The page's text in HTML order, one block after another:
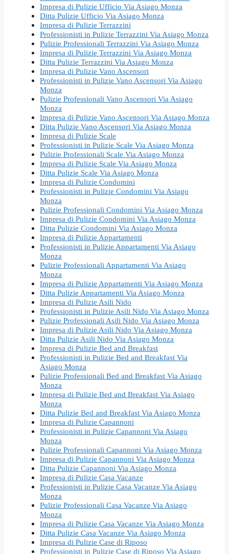
Impresa di Pulizie Ufficio Via Asiago Monza
Ditta Pulizie Ufficio Via Asiago Monza
Impresa di Pulizie Terrazzini
Professionisti in Pulizie Terrazzini Via Asiago Monza
Pulizie Professionali Terrazzini Via Asiago Monza
Impresa di Pulizie Terrazzini Via Asiago Monza
Ditta Pulizie Terrazzini Via Asiago Monza
Impresa di Pulizie Vano Ascensori
Professionisti in Pulizie Vano Ascensori Via Asiago
Monza
Pulizie Professionali Vano Ascensori Via Asiago
Monza
Impresa di Pulizie Vano Ascensori Via Asiago Monza
Ditta Pulizie Vano Ascensori Via Asiago Monza
Impresa di Pulizie Scale
Professionisti in Pulizie Scale Via Asiago Monza
Pulizie Professionali Scale Via Asiago Monza
Impresa di Pulizie Scale Via Asiago Monza
Ditta Pulizie Scale Via Asiago Monza
Impresa di Pulizie Condomini
Professionisti in Pulizie Condomini Via Asiago
Monza
Pulizie Professionali Condomini Via Asiago Monza
Impresa di Pulizie Condomini Via Asiago Monza
Ditta Pulizie Condomini Via Asiago Monza
Impresa di Pulizie Appartamenti
Professionisti in Pulizie Appartamenti Via Asiago
Monza
Pulizie Professionali Appartamenti Via Asiago
Monza
Impresa di Pulizie Appartamenti Via Asiago Monza
Ditta Pulizie Appartamenti Via Asiago Monza
Impresa di Pulizie Asili Nido
Professionisti in Pulizie Asili Nido Via Asiago Monza
Pulizie Professionali Asili Nido Via Asiago Monza
Impresa di Pulizie Asili Nido Via Asiago Monza
Ditta Pulizie Asili Nido Via Asiago Monza
Impresa di Pulizie Bed and Breakfast
Professionisti in Pulizie Bed and Breakfast Via
Asiago Monza
Pulizie Professionali Bed and Breakfast Via Asiago
Monza
Impresa di Pulizie Bed and Breakfast Via Asiago
Monza
Ditta Pulizie Bed and Breakfast Via Asiago Monza
Impresa di Pulizie Capannoni
Professionisti in Pulizie Capannoni Via Asiago
Monza
Pulizie Professionali Capannoni Via Asiago Monza
Impresa di Pulizie Capannoni Via Asiago Monza
Ditta Pulizie Capannoni Via Asiago Monza
Impresa di Pulizie Casa Vacanze
Professionisti in Pulizie Casa Vacanze Via Asiago
Monza
Pulizie Professionali Casa Vacanze Via Asiago
Monza
Impresa di Pulizie Casa Vacanze Via Asiago Monza
Ditta Pulizie Casa Vacanze Via Asiago Monza
Impresa di Pulizie Case di Riposo
Professionisti in Pulizie Case di Riposo Via Asiago